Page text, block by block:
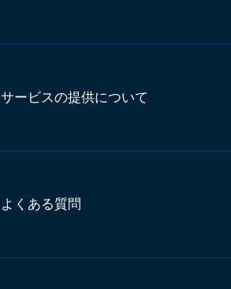
サービスの提供について
よくある質問